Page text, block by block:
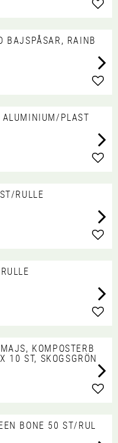
BAJSPÅSAR, RAINB
ALUMINIUM/PLAST
RULLE
KOMPOSTERB
10 ST, SKOGSGRÖN
BONE 50 ST/RUL